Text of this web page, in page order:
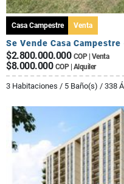
Casa Campestre Venta
Se Vende Casa
$2.800.000.000 COP | Venta
$8.000.000 COP | Alquiler
3 Habitaciones / 5 Baño(s) / 338